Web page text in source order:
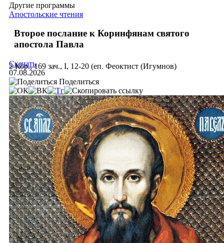
Другие программы
Апостольские чтения
Второе послание к Коринфянам святого
апостола Павла
2 Кор., 169 зач., I, 12-20 (еп. Феоктист (Игумнов)
Скачать
07.08.2026
Поделиться